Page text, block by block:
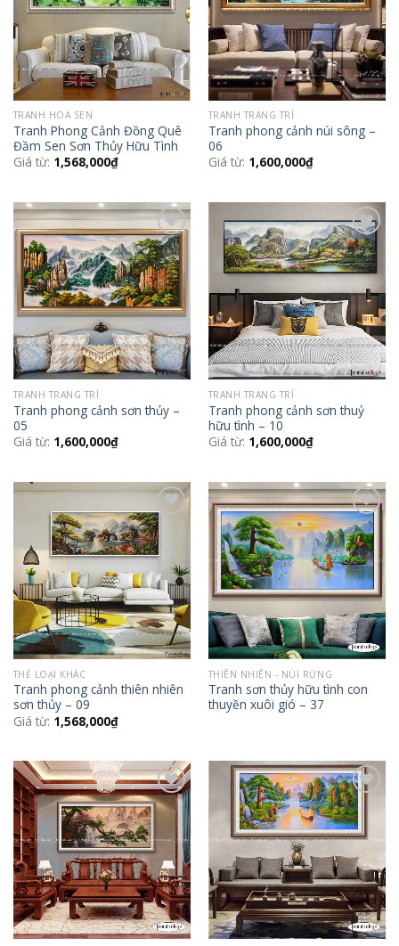
TRANH HOA SEN
Tranh Phong Cảnh Đồng Quê
Đầm Sen Sơn Thủy Hữu Tình
Giá từ: 1,568,000₫
TRANH TRANG TRÍ
Tranh phong cảnh núi sông –
06
Giá từ: 1,600,000₫
Add to
Wishlist
TRANH TRANG TRÍ
Tranh phong cảnh sơn thủy –
05
Giá từ: 1,600,000₫
Add to
Wishlist
TRANH TRANG TRÍ
Tranh phong cảnh sơn thuỷ
hữu tình – 10
Giá từ: 1,600,000₫
Add to
Wishlist
THỂ LOẠI KHÁC
Tranh phong cảnh thiên nhiên
sơn thủy – 09
Giá từ: 1,568,000₫
Add to
Wishlist
THIÊN NHIÊN - NÚI RỪNG
Tranh sơn thủy hữu tình con
thuyền xuôi gió – 37
Add to
Wishlist
Add to
Wishlist